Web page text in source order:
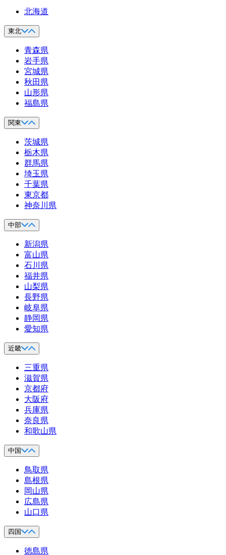
北海道
東北
青森県
岩手県
宮城県
秋田県
山形県
福島県
関東
茨城県
栃木県
群馬県
埼玉県
千葉県
東京都
神奈川県
中部
新潟県
富山県
石川県
福井県
山梨県
長野県
岐阜県
静岡県
愛知県
近畿
三重県
滋賀県
京都府
大阪府
兵庫県
奈良県
和歌山県
中国
鳥取県
島根県
岡山県
広島県
山口県
四国
徳島県